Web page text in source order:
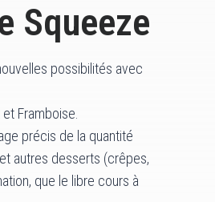
Squeeze
possibilités avec
Framboise.
précis de la quantité
autres desserts (crêpes,
que le libre cours à